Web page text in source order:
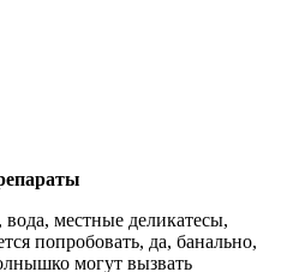
местные деликатесы,
попробовать, да, банально,
могут вызвать